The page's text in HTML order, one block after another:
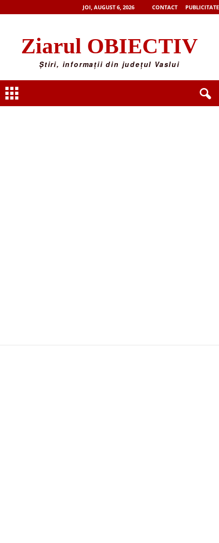
JOI, AUGUST 6, 2026 CONTACT PUBLICITATE
Ziarul OBIECTIV
Știri, informații din județul Vaslui